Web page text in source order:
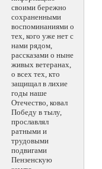
своими бережно
сохраненными
воспоминаниями о
тех, кого уже нет с
нами рядом,
рассказами о ныне
живых ветеранах,
о всех тех, кто
защищал в лихие
годы наше
Отечество, ковал
Победу в тылу,
прославлял
ратными и
трудовыми
подвигами
Пензенскую